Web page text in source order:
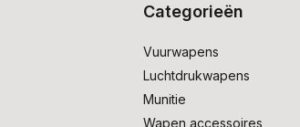
Categorieën
Vuurwapens
Luchtdrukwapens
Munitie
Wapen accessoires